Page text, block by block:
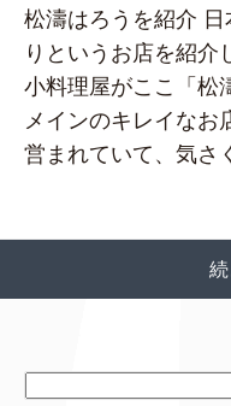
松濤はろうを紹介
りというお店を紹介
小料理屋がここ「松
メインのキレイなお
営まれていて、気さ